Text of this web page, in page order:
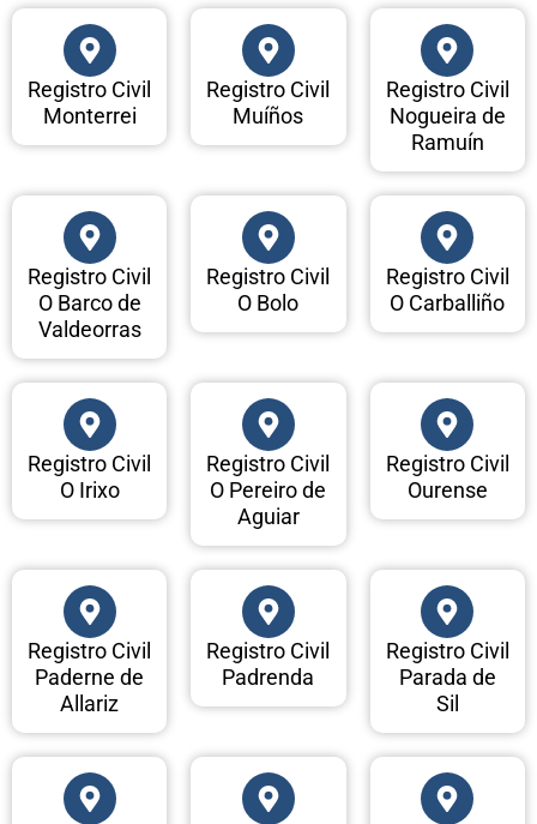
Registro Civil
Monterrei
Registro Civil
Muíños
Registro Civil
Nogueira de
Ramuín
Registro Civil
O Barco de
Valdeorras
Registro Civil
O Bolo
Registro Civil
O Carballiño
Registro Civil
O Irixo
Registro Civil
O Pereiro de
Aguiar
Registro Civil
Ourense
Registro Civil
Paderne de
Allariz
Registro Civil
Padrenda
Registro Civil
Parada de
Sil